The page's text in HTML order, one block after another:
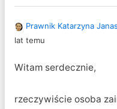
Prawnik Katarzyna
lat temu
Witam serdecznie,
rzeczywiście osoba